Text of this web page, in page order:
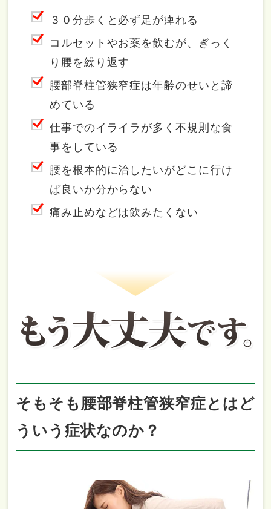
３０分歩くと必ず足が痺れる
コルセットやお薬を飲むが、ぎっく
り腰を繰り返す
腰部脊柱管狭窄症は年齢のせいと諦
めている
仕事でのイライラが多く不規則な食
事をしている
腰を根本的に治したいがどこに行け
ば良いか分からない
痛み止めなどは飲みたくない
そもそも腰部脊柱管狭窄症とはど
ういう症状なのか？